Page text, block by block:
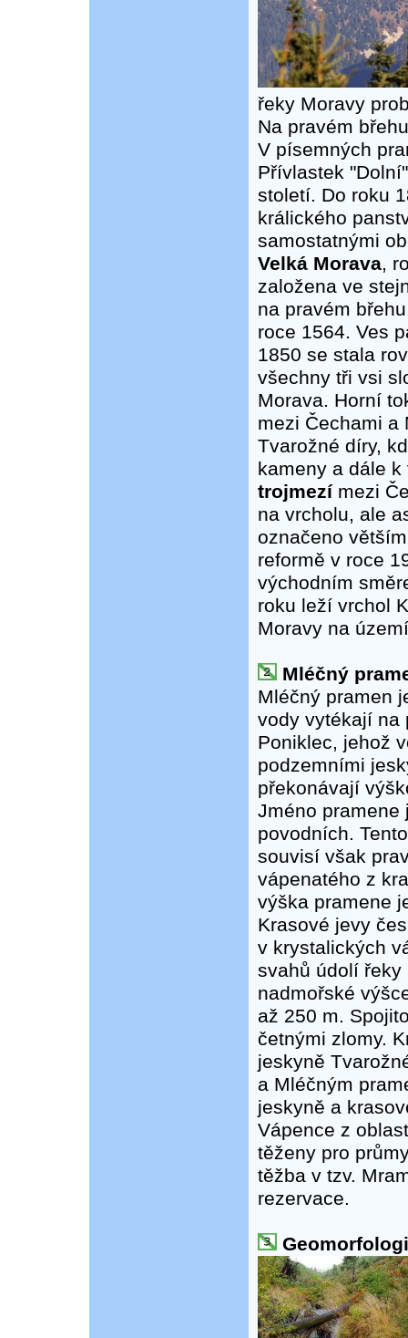
řeky Moravy
Na pravém
V písemných
Přívlastek
století. Do roku
králického
samostatnými
Velká Morava,
založena ve
na pravém
roce 1564. Ves
1850 se stala
všechny tři vsi
Morava. Horní
mezi Čechami a
Tvarožné díry,
kameny a dále
trojmezímezi
na vrcholu, ale
označeno
reformě v roce
východním
roku leží vrchol
Moravy na
Mléčný
Mléčný pramen
vody vytékají na
Poniklec, jehož
podzemními
překonávají
Jméno pramene
povodních.
souvisí však
vápenatého z
výška pramene
Krasové jevy
v krystalických
svahů údolí řeky
nadmořské
až 250 m.
četnými zlomy.
jeskyně
a Mléčným
jeskyně a
Vápence z
těženy pro
těžba v tzv.
rezervace.